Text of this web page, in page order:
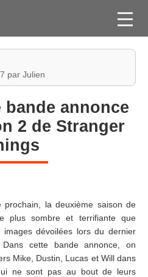
FILMS
JEUX VIDÉO
CONCOURS
MEMBRE
par Julien
bande annonce
2 de Stranger
la deuxième saison de
plus sombre et terrifiante que
dévoilées lors du dernier
cette bande annonce, on
Mike, Dustin, Lucas et Will dans
ne sont pas au bout de leurs